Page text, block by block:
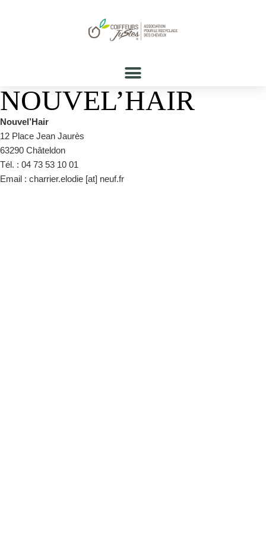
NOUVEL’HAIR
Nouvel’Hair
12 Place Jean Jaurès
63290 Châteldon
Tél. : 04 73 53 10 01
Email : charrier.elodie [at] neuf.fr